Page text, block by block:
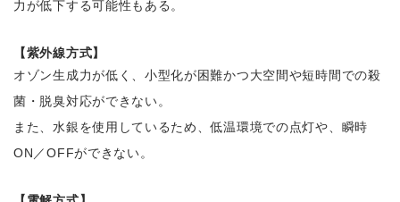
力が低下する可能性もある。
【紫外線方式】
オゾン生成力が低く、小型化が困難かつ大空間や短時間での殺
菌・脱臭対応ができない。
また、水銀を使用しているため、低温環境での点灯や、瞬時
ON／OFFができない。